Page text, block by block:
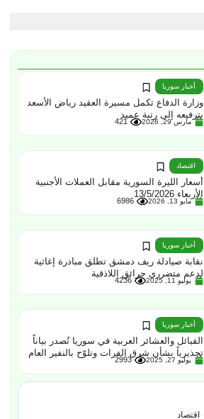
أخبار سوريا
وزارة الدفاع تكمل مسيرة العقيد رياض الأسعد
بترفيعه إلى رتبة عميد
مارس 29, 2026 421
اقتصاد
أسعار الليرة السورية مقابل العملات الأجنبية
الأربعاء 13/5/2026
مايو 13, 2026 6986
أخبار سوريا
نقابة صيادلة ريف دمشق تطلق مبادرة إغاثية
لدعم متضرري حرائق اللاذقية
يوليو 11, 2025 4236
أخبار سوريا
القبائل والعشائر العربية في سوريا تُصدر بياناً
تحذيرياً بشأن شرق الفرات وتلوّح بالنفير العام
يوليو 27, 2025 2993
اقتصاد